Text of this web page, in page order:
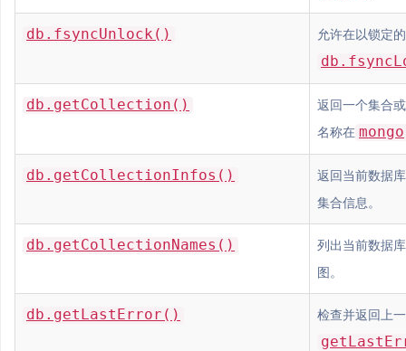
db.fsyncUnlock() 允许在以锁定
db.getCollection()
返回一个集合
名称在 mongo
db.getCollectionInfos()
返回当前数据
集合信息。
db.getCollectionNames()
列出当前数据
图。
db.getLastError() 检查并返回上